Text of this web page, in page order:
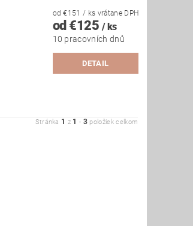
od €151/ ks vrátane DPH
od €125 / ks
10 pracovních dnů
DETAIL
Stránka 1 z 1 - 3 položiek celkom